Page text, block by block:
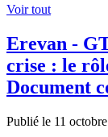
Voir tout
Erevan -
crise : le
Document
Publié le 11